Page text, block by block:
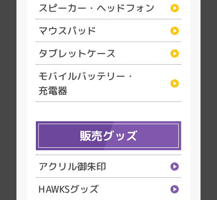
スピーカー・ヘッドフォン
マウスパッド
タブレットケース
モバイルバッテリー・
充電器
販売グッズ
アクリル御朱印
HAWKSグッズ